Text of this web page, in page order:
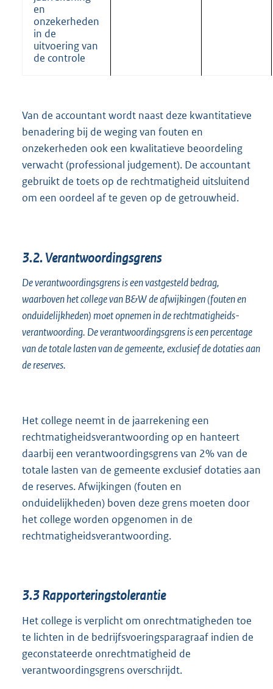
en
onzekerheden
in de
uitvoering van
de controle
Van de accountant wordt naast deze kwantitatieve
benadering bij de weging van fouten en
onzekerheden ook een kwalitatieve beoordeling
verwacht (professional judgement). De accountant
gebruikt de toets op de rechtmatigheid uitsluitend
om een oordeel af te geven op de getrouwheid.
3.2.Verantwoordingsgrens
De verantwoordingsgrens is een vastgesteld bedrag,
waarboven het college van B&W de afwijkingen (fouten en
onduidelijkheden) moet opnemen in de rechtmatigheids-
verantwoording. De verantwoordingsgrens is een percentage
van de totale lasten van de gemeente, exclusief de dotaties aan
de reserves.
Het college neemt in de jaarrekening een
rechtmatigheidsverantwoording op en hanteert
daarbij een verantwoordingsgrens van 2% van de
totale lasten van de gemeente exclusief dotaties aan
de reserves. Afwijkingen (fouten en
onduidelijkheden) boven deze grens moeten door
het college worden opgenomen in de
rechtmatigheidsverantwoording.
3.3 Rapporteringstolerantie
Het college is verplicht om onrechtmatigheden toe
te lichten in de bedrijfsvoeringsparagraaf indien de
geconstateerde onrechtmatigheid de
verantwoordingsgrens overschrijdt.